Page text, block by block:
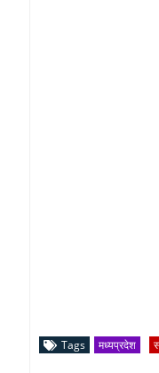
Tags मध्यप्रदेश